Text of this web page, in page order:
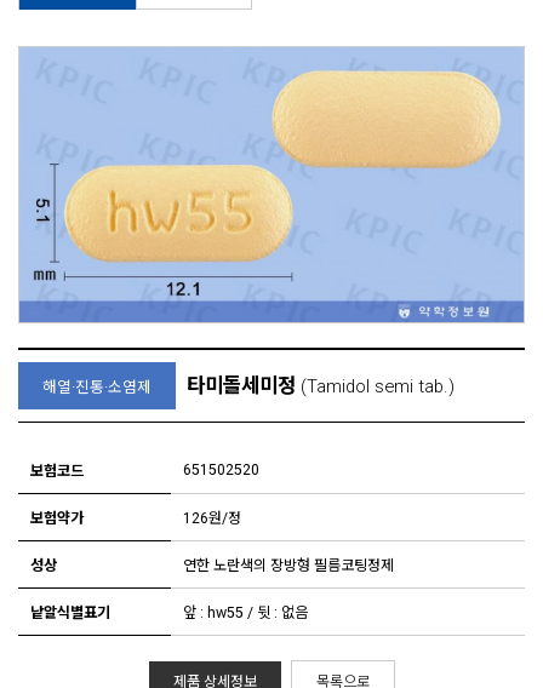
해열·진통·소염제 타미돌세미정 (Tamidol semi tab.)
보험코드 651502520
보험약가 126원/정
성상 연한 노란색의 장방형 필름코팅정제
낱알식별표기 앞 : hw55 / 뒷 : 없음
제품 상세정보 목록으로